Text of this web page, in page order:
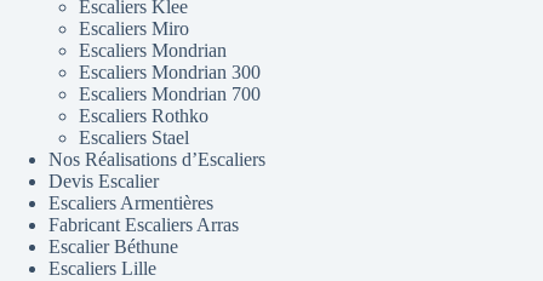
Escaliers Klee
Escaliers Miro
Escaliers Mondrian
Escaliers Mondrian 300
Escaliers Mondrian 700
Escaliers Rothko
Escaliers Stael
Nos Réalisations d’Escaliers
Devis Escalier
Escaliers Armentières
Fabricant Escaliers Arras
Escalier Béthune
Escaliers Lille